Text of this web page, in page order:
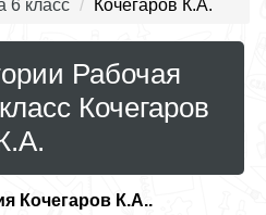
6 класс Кочегаров К.А.
Рабочая
Кочегаров
Кочегаров К.А..